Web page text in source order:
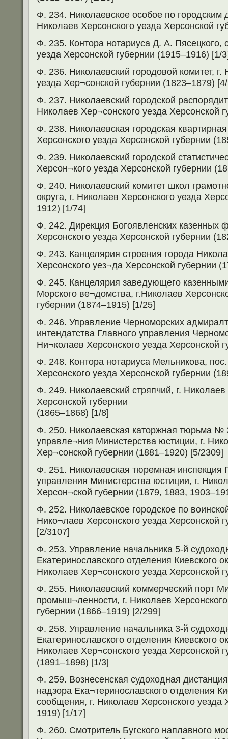
Ф. 234. Николаевское особое по городским
Николаев Херсонского уезда Херсонской
Ф. 235. Контора нотариуса Д. А. Пясецкого,
уезда Херсонской губернии (1915–1916) [1/
Ф. 236. Николаевский городовой комитет, г.
уезда Хер¬сонской губернии (1823–1879)
Ф. 237. Николаевский городской
Николаев Хер¬сонского уезда Херсонской
Ф. 238. Николаевская городская
Херсонского уезда Херсонской губернии
Ф. 239. Николаевский городской
Херсон¬кого уезда Херсонской губернии
Ф. 240. Николаевский комитет школ
округа, г. Николаев Херсонского уезда
1912) [1/74]
Ф. 242. Дирекция Богоявленских казенных
Херсонского уезда Херсонской губернии
Ф. 243. Канцелярия строения города
Херсонского уез¬да Херсонской губернии
Ф. 245. Канцелярия заведующего
Морского ве¬домства, г.Николаев
губернии (1874–1915) [1/25]
Ф. 246. Управление Черноморских
интендатства Главного управления
Ни¬колаев Херсонского уезда Херсонской
Ф. 248. Контора нотариуса Мельникова,
Херсонского уезда Херсонской губернии
Ф. 249. Николаевский стряпчий, г. Николаев
Херсонской губернии
(1865–1868) [1/8]
Ф. 250. Николаевская каторжная тюрьма №
управле¬ния Министерства юстиции, г.
Хер¬сонской губернии (1881–1920) [5/2309]
Ф. 251. Николаевская тюремная инспекция
управления Министерства юстиции, г.
Херсон¬ской губернии (1879, 1883,
Ф. 252. Николаевское городское по
Нико¬лаев Херсонского уезда Херсонской
[2/3107]
Ф. 253. Управление начальника 5-й
Екатеринославского отделения Киевского
Николаев Хер¬сонского уезда Херсонской
Ф. 255. Николаевский коммерческий порт
промыш¬ленности, г. Николаев
губернии (1866–1919) [2/299]
Ф. 258. Управление начальника 3-й
Екатеринославского отделения Киевского
Николаев Хер¬сонского уезда Херсонской
(1891–1898) [1/3]
Ф. 259. Вознесенская судоходная
надзора Ека¬теринославского отделения
сообщения, г. Николаев Херсонского уезда
1919) [1/17]
Ф. 260. Смотритель Бугского наплавного